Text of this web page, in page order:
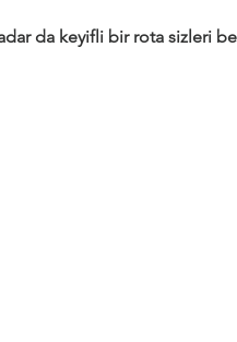
da keyifli bir rota sizleri